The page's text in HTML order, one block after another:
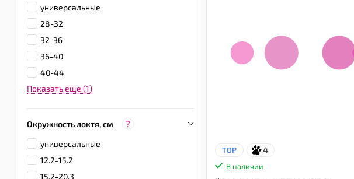
TOP 4
В наличии
универсальные
28-32
32-36
36-40
40-44
Показать еще (1)
Окружность локтя, см ?
универсальные
12.2-15.2
15.2-20.3